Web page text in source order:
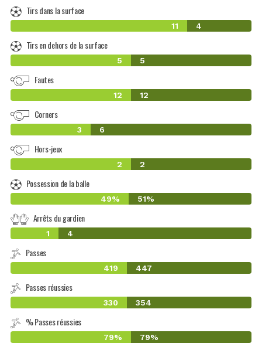
Tirs dans la surface
11 4
Tirs en dehors de la surface
5 5
Fautes
12 12
Corners
3 6
Hors-jeux
2 2
Possession de la balle
49% 51%
Arrêts du gardien
1 4
Passes
419 447
Passes réussies
330 354
% Passes réussies
79% 79%